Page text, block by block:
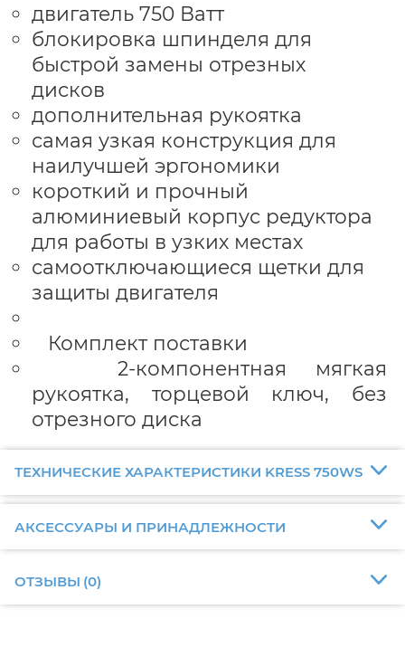
двигатель 750 Ватт
блокировка шпинделя для
быстрой замены отрезных
дисков
дополнительная рукоятка
самая узкая конструкция для
наилучшей эргономики
короткий и прочный
алюминиевый корпус редуктора
для работы в узких местах
самоотключающиеся щетки для
защиты двигателя
Комплект поставки
2-компонентная мягкая
рукоятка, торцевой ключ, без
отрезного диска
ТЕХНИЧЕСКИЕ ХАРАКТЕРИСТИКИ KRESS 750WS
АКСЕССУАРЫ И ПРИНАДЛЕЖНОСТИ
ОТЗЫВЫ (0)